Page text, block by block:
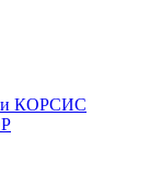
и КОРСИС